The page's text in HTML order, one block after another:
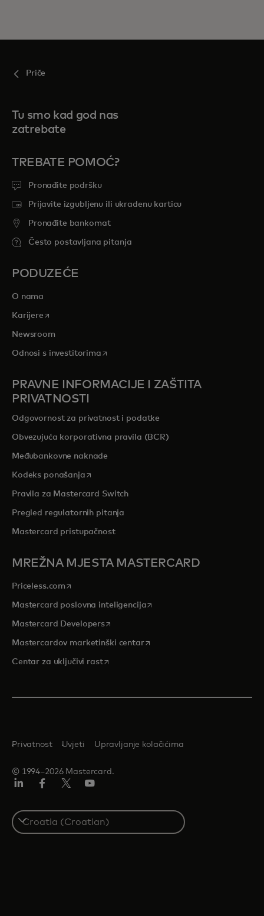
Priče
Tu smo kad god nas
zatrebate
TREBATE POMOĆ?
Pronađite podršku
Prijavite izgubljenu ili ukradenu karticu
Pronađite bankomat
Često postavljana pitanja
PODUZEĆE
O nama
Karijereopens in a new tab
Newsroom
Odnosi s investitorimaopens in a new tab
PRAVNE INFORMACIJE I ZAŠTITA
PRIVATNOSTI
Odgovornost za privatnost i podatke
Obvezujuća korporativna pravila (BCR)
Međubankovne naknade
Kodeks ponašanjaopens in a new tab
Pravila za Mastercard Switch
Pregled regulatornih pitanja
Mastercard pristupačnost
MREŽNA MJESTA MASTERCARD
Priceless.com opens in a new tab
Mastercard poslovna inteligencijaopens in a new tab
Mastercard Developersopens in a new tab
Mastercardov marketinški centaropens in a new tab
Centar za uključivi rastopens in a new tab
© 1994–2026 Mastercard.
Privatnost Uvjeti Upravljanje kolačićima
Select
a
country